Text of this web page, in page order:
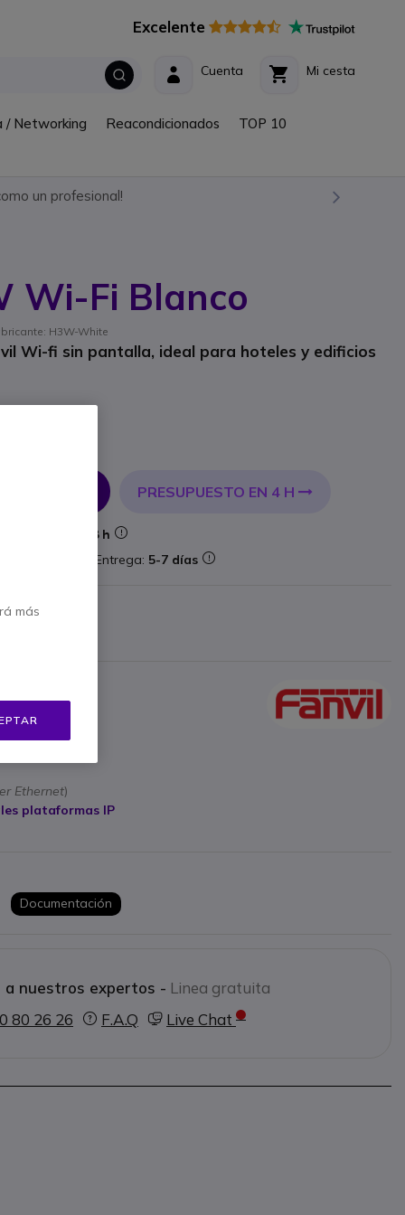
Excelente
Mi cesta
Cuenta
/ Networking Reacondicionados TOP 10
un profesional!
Wi-Fi Blanco
H3W-White
Wi-fi sin pantalla, ideal para hoteles y edificios
PRESUPUESTO EN 4 H
24/48 h
Entrega: 5-7 días
Ethernet)
plataformas IP
Documentación
a nuestros expertos - Linea gratuita
80 26 26
F.A.Q Live Chat
más